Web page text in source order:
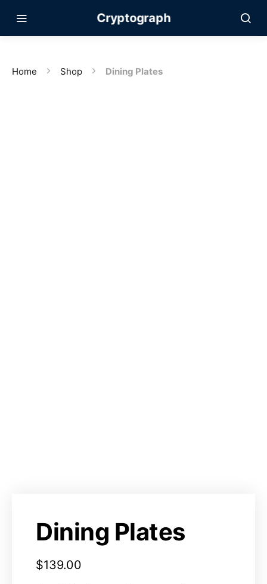
Cryptograph
Home Shop Dining Plates
Dining Plates
$139.00